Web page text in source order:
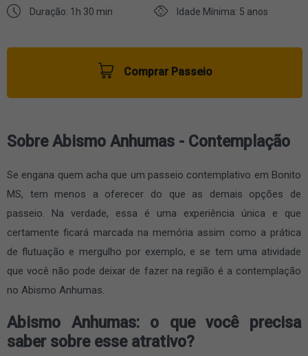
Duração: 1h 30 min Idade Mínima: 5 anos
Comprar Passeio
Sobre Abismo Anhumas - Contemplação
Se engana quem acha que um passeio contemplativo em Bonito
MS, tem menos a oferecer do que as demais opções de
passeio. Na verdade, essa é uma experiência única e que
certamente ficará marcada na memória assim como a prática
de flutuação e mergulho por exemplo, e se tem uma atividade
que você não pode deixar de fazer na região é a contemplação
no Abismo Anhumas.
Abismo Anhumas: o que você precisa
saber sobre esse atrativo?